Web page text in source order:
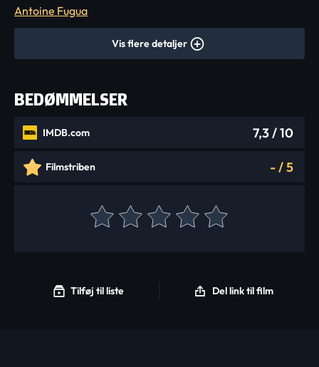
Antoine Fugua
Vis flere detaljer
BEDØMMELSER
IMDB.com 7,3/ 10
Filmstriben -/5
Tilføj til liste Del link til film